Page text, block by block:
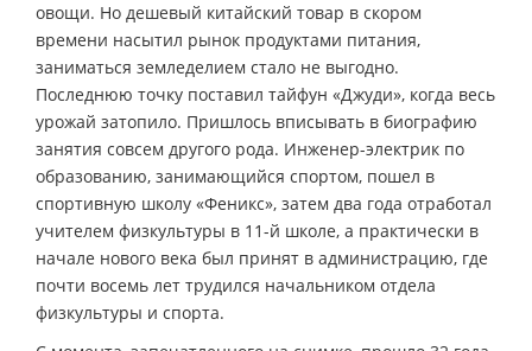
овощи. Но дешевый китайский товар в скором
времени насытил рынок продуктами питания,
заниматься земледелием стало не выгодно.
Последнюю точку поставил тайфун «Джуди», когда весь
урожай затопило. Пришлось вписывать в биографию
занятия совсем другого рода. Инженер-электрик по
образованию, занимающийся спортом, пошел в
спортивную школу «Феникс», затем два года отработал
учителем физкультуры в 11-й школе, а практически в
начале нового века был принят в администрацию, где
почти восемь лет трудился начальником отдела
физкультуры и спорта.